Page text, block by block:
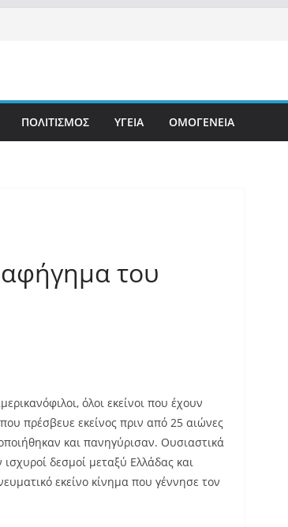
ΠΟΛΙΤΙΣΜΟΣ ΥΓΕΙΑ ΟΜΟΓΕΝΕΙΑ
του
όλοι εκείνοι που έχουν
πρέσβευε εκείνος πριν από 25 αιώνες
και πανηγύρισαν. Ουσιαστικά
δεσμοί μεταξύ Ελλάδας και
εκείνο κίνημα που γέννησε τον